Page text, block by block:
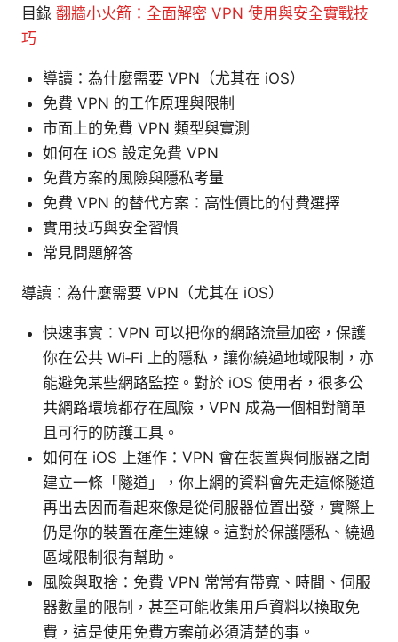
目錄 翻牆小火箭：全面解密 VPN 使用與安全實戰技
巧
導讀：為什麼需要 VPN（尤其在 iOS）
免費 VPN 的工作原理與限制
市面上的免費 VPN 類型與實測
如何在 iOS 設定免費 VPN
免費方案的風險與隱私考量
免費 VPN 的替代方案：高性價比的付費選擇
實用技巧與安全習慣
常見問題解答
導讀：為什麼需要 VPN（尤其在 iOS）
快速事實：VPN 可以把你的網路流量加密，保護
你在公共 Wi‑Fi 上的隱私，讓你繞過地域限制，亦
能避免某些網路監控。對於 iOS 使用者，很多公
共網路環境都存在風險，VPN 成為一個相對簡單
且可行的防護工具。
如何在 iOS 上運作：VPN 會在裝置與伺服器之間
建立一條「隧道」，你上網的資料會先走這條隧道
再出去因而看起來像是從伺服器位置出發，實際上
仍是你的裝置在產生連線。這對於保護隱私、繞過
區域限制很有幫助。
風險與取捨：免費 VPN 常常有帶寬、時間、伺服
器數量的限制，甚至可能收集用戶資料以換取免
費，這是使用免費方案前必須清楚的事。